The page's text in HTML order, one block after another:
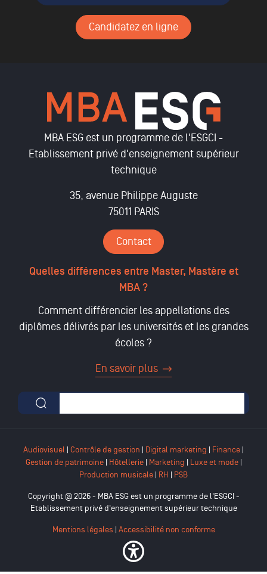
Candidatez en ligne
MBA ESG est un programme de l'ESGCI -
Etablissement privé d'enseignement supérieur
technique
35, avenue Philippe Auguste
75011 PARIS
Contact
Quelles différences entre Master, Mastère et
MBA ?
Comment différencier les appellations des
diplômes délivrés par les universités et les grandes
écoles ?
En savoir plus
Formulaire de recherche
Audiovisuel | Contrôle de gestion | Digital marketing | Finance |
Gestion de patrimoine| Hôtellerie| Marketing | Luxe et mode|
Production musicale | RH | PSB
Copyright @ 2026 - MBA ESG est un programme de l'ESGCI -
Etablissement privé d'enseignement supérieur technique
Mentions légales Accessibilité non conforme